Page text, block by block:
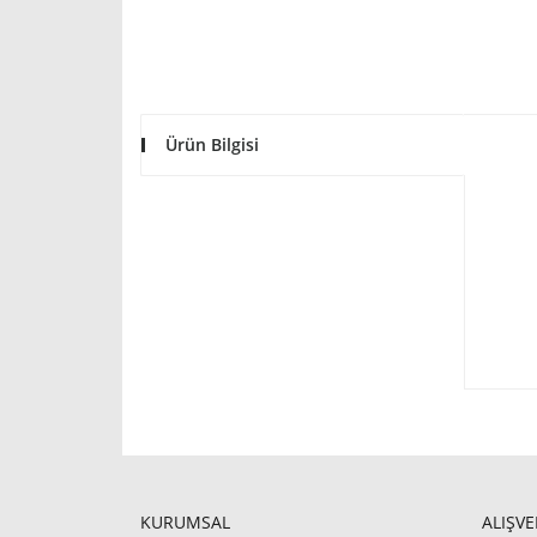
Ürün Bilgisi
KURUMSAL